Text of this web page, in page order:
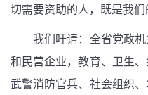
切需要资助的人，既是我们
我们吁请：全省党政
和民营企业，教育、卫生
武警消防官兵、社会组织